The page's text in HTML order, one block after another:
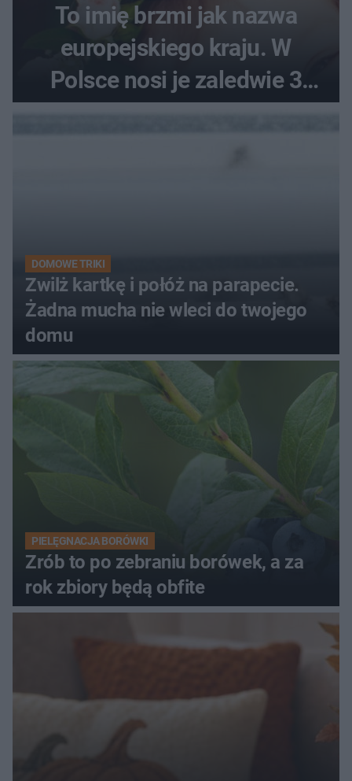
To imię brzmi jak nazwa
europejskiego kraju. W
Polsce nosi je zaledwie 3
kobiety
DOMOWE TRIKI
Zwilż kartkę i połóż na parapecie.
Żadna mucha nie wleci do twojego
domu
PIELĘGNACJA BORÓWKI
Zrób to po zebraniu borówek, a za
rok zbiory będą obfite